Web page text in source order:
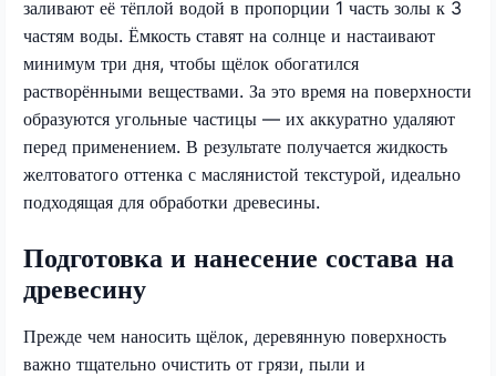
заливают её тёплой водой в пропорции 1 часть золы к 3
частям воды. Ёмкость ставят на солнце и настаивают
минимум три дня, чтобы щёлок обогатился
растворёнными веществами. За это время на поверхности
образуются угольные частицы — их аккуратно удаляют
перед применением. В результате получается жидкость
желтоватого оттенка с маслянистой текстурой, идеально
подходящая для обработки древесины.
Подготовка и нанесение состава на
древесину
Прежде чем наносить щёлок, деревянную поверхность
важно тщательно очистить от грязи, пыли и